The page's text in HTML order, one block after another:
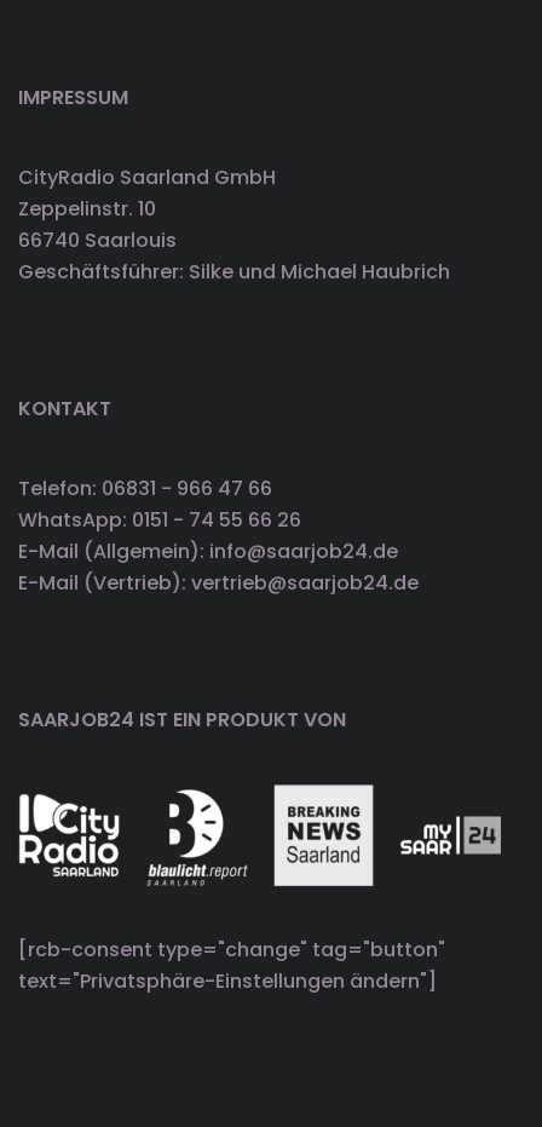
IMPRESSUM
CityRadio Saarland GmbH
Zeppelinstr. 10
66740 Saarlouis
Geschäftsführer: Silke und Michael Haubrich
KONTAKT
Telefon: 06831 - 966 47 66
WhatsApp: 0151 - 74 55 66 26
E-Mail (Allgemein): info@saarjob24.de
E-Mail (Vertrieb): vertrieb@saarjob24.de
SAARJOB24 IST EIN PRODUKT VON
[rcb-consent type="change" tag="button"
text="Privatsphäre-Einstellungen ändern"]